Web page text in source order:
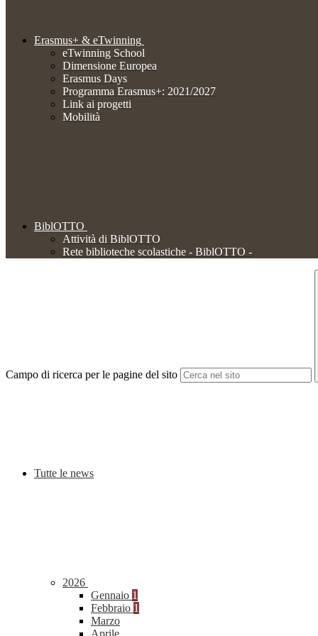
Erasmus+ & eTwinning
eTwinning School
Dimensione Europea
Erasmus Days
Programma Erasmus+: 2021/2027
Link ai progetti
Mobilità
BiblOTTO
Attività di BiblOTTO
Rete biblioteche scolastiche - BiblOTTO -
Campo di ricerca per le pagine del sito
Tutte le news
2026
Gennaio 1
Febbraio 1
Marzo